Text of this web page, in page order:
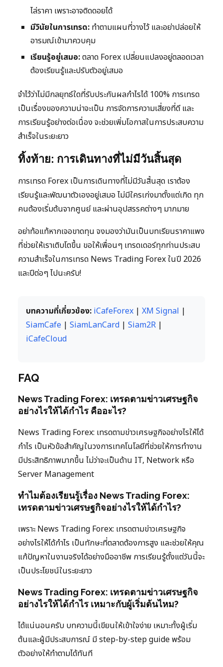
ไล่ราคา เพราะอาจติดดอยได้
มีวินัยในการเทรด: ทำตามแผนที่วางไว้ และอย่าปล่อยให้
อารมณ์เข้ามาควบคุม
เรียนรู้อยู่เสมอ:ตลาด Forex เปลี่ยนแปลงอยู่ตลอดเวลา
ต้องเรียนรู้และปรับตัวอยู่เสมอ
จำไว้ว่าไม่มีกลยุทธ์ใดที่รับประกันผลกำไรได้ 100% การเทรด
เป็นเรื่องของความน่าจะเป็น การจัดการความเสี่ยงที่ดี และ
การเรียนรู้อย่างต่อเนื่อง จะช่วยเพิ่มโอกาสในการประสบความ
สำเร็จในระยะยาว
ทิ้งท้าย: การเดินทางที่ไม่มีวันสิ้นสุด
การเทรด Forex เป็นการเดินทางที่ไม่มีวันสิ้นสุด เราต้อง
เรียนรู้และพัฒนาตัวเองอยู่เสมอ ไม่มีใครเก่งมาตั้งแต่เกิด ทุก
คนต้องเริ่มต้นจากศูนย์ และผ่านอุปสรรคต่างๆ มากมาย
อย่าท้อแท้หากเจอขาดทุน จงมองว่ามันเป็นบทเรียนราคาแพง
ที่ช่วยให้เราเติบโตขึ้น ขอให้เพื่อนๆ เทรดเดอร์ทุกท่านประสบ
ความสำเร็จในการเทรด News Trading Forex ในปี 2026
และปีต่อๆ ไปนะครับ!
บทความที่เกี่ยวข้อง: iCafeForex | XM Signal |
SiamCafe | SiamLanCard | Siam2R |
iCafeCloud
FAQ
News Trading Forex: เทรดตามข่าวเศรษฐกิจ
อย่างไรให้ได้กำไร คืออะไร?
News Trading Forex: เทรดตามข่าวเศรษฐกิจอย่างไรให้ได้
กำไร เป็นหัวข้อสำคัญในวงการเทคโนโลยีที่ช่วยให้การทำงาน
มีประสิทธิภาพมากขึ้น ไม่ว่าจะเป็นด้าน IT, Network หรือ
Server Management
ทำไมต้องเรียนรู้เรื่อง News Trading Forex:
เทรดตามข่าวเศรษฐกิจอย่างไรให้ได้กำไร?
เพราะ News Trading Forex: เทรดตามข่าวเศรษฐกิจ
อย่างไรให้ได้กำไร เป็นทักษะที่ตลาดต้องการสูง และช่วยให้คุณ
แก้ปัญหาในงานจริงได้อย่างมืออาชีพ การเรียนรู้ตั้งแต่วันนี้จะ
เป็นประโยชน์ในระยะยาว
News Trading Forex: เทรดตามข่าวเศรษฐกิจ
อย่างไรให้ได้กำไร เหมาะกับผู้เริ่มต้นไหม?
ได้แน่นอนครับ บทความนี้เขียนให้เข้าใจง่าย เหมาะทั้งผู้เริ่ม
ต้นและผู้มีประสบการณ์ มี step-by-step guide พร้อม
ตัวอย่างให้ทำตามได้ทันที